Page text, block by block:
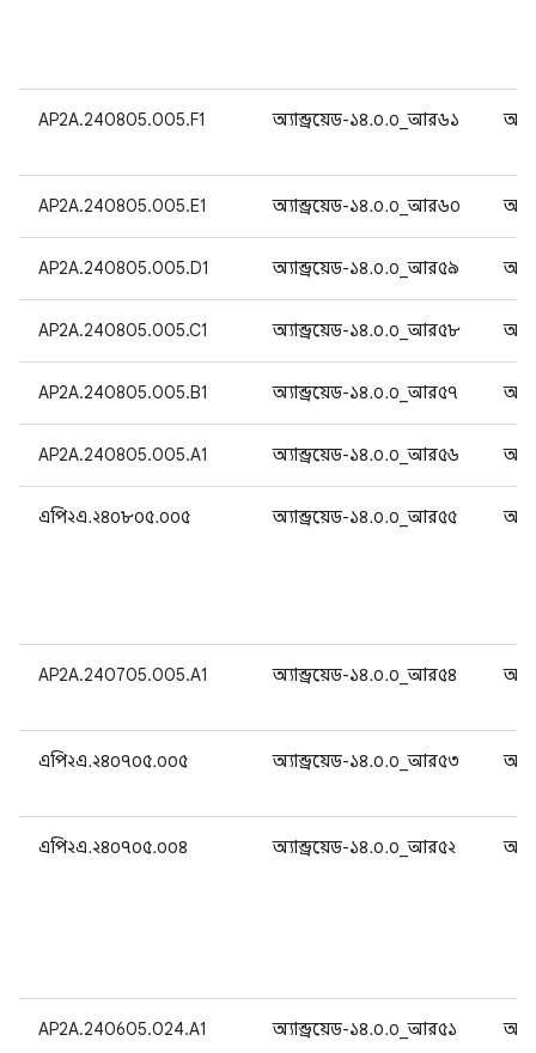
AP2A.240805.005.F1 অ্যান্ড্রয়েড-১৪.০.০_আর৬১
AP2A.240805.005.E1 অ্যান্ড্রয়েড-১৪.০.০_আর৬০
AP2A.240805.005.D1 অ্যান্ড্রয়েড-১৪.০.০_আর৫৯
AP2A.240805.005.C1 অ্যান্ড্রয়েড-১৪.০.০_আর৫৮
AP2A.240805.005.B1 অ্যান্ড্রয়েড-১৪.০.০_আর৫৭
AP2A.240805.005.A1 অ্যান্ড্রয়েড-১৪.০.০_আর৫৬
এপি২এ.২৪০৮০৫.০০৫ অ্যান্ড্রয়েড-১৪.০.০_আর৫৫
AP2A.240705.005.A1 অ্যান্ড্রয়েড-১৪.০.০_আর৫৪
এপি২এ.২৪০৭০৫.০০৫ অ্যান্ড্রয়েড-১৪.০.০_আর৫৩
এপি২এ.২৪০৭০৫.০০৪ অ্যান্ড্রয়েড-১৪.০.০_আর৫২
AP2A.240605.024.A1 অ্যান্ড্রয়েড-১৪.০.০_আর৫১